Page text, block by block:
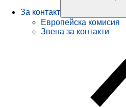
За контакт
Европейска комисия
Звена за контакти